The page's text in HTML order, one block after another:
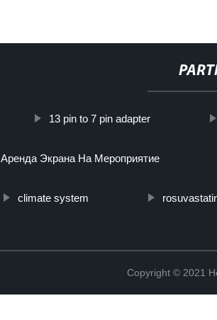
13 pin to 7 pin adapter
Аренда Экрана На Мероприятие
climate system
Copyright © 2021